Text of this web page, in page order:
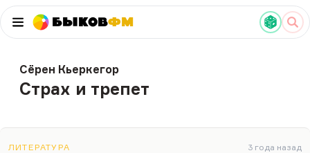
БыковФМ
Сёрен Кьеркегор
Страх и трепет
ЛИТЕРАТУРА 3 года назад